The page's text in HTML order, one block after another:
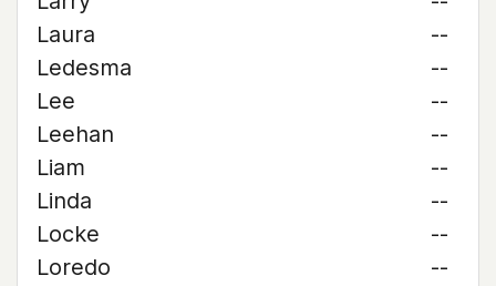
Laura
--
Ledesma
--
Lee
--
Leehan
--
Liam
--
Linda
--
Locke
--
Loredo
--